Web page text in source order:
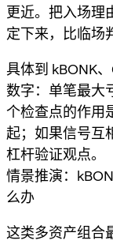
更近。把入场理
定下来，比临场
具体到 kBONK
数字：单笔最大
个检查点的作用
起；如果信号互
杠杆验证观点。
情景推演：
么办
这类多资产组合